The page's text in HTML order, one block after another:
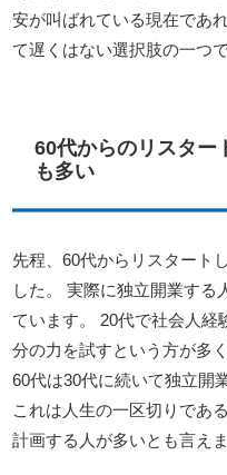
安が叫ばれている現在であ
て遅くはない選択肢の一つ
60代からのリスター
も多い
先程、60代からリスタート
した。 実際に独立開業する
ています。 20代で社会人経
分の力を試すという方が多
60代は30代に続いて独立開
これは人生の一区切りであ
計画する人が多いとも言えま